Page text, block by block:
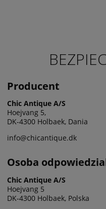
Producent
Chic Antique A/S
Hoejvang 5,
DK-4300 Holbaek, Dania
info@chicantique.dk
Osoba
Chic Antique A/S
Hoejvang 5
DK-4300 Holbaek, Polska